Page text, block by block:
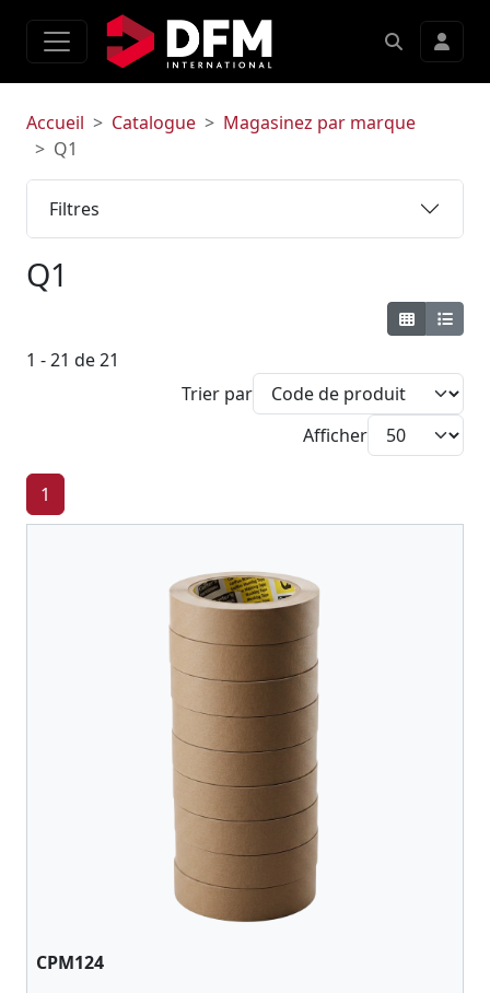
Filtres
Accueil Catalogue
Magasinez par marque
Q1
Q1
1 - 21 de 21
Trier par
Afficher
1
CPM124